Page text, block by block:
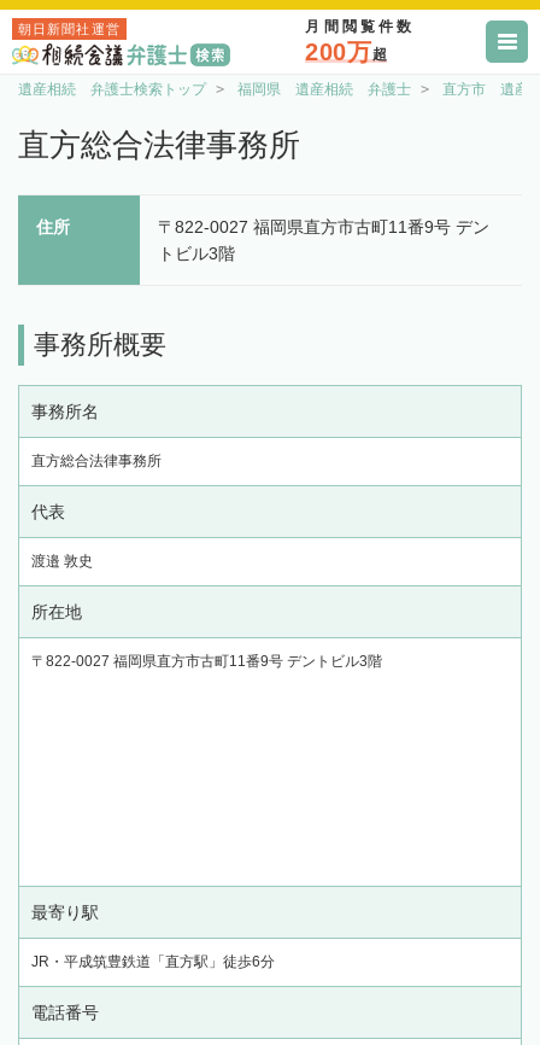
朝日新聞社運営 月間閲覧件数
200万超
遺産相続 弁護士検索トップ 福岡県 遺産相続 弁護士 直方市 遺産
直方総合法律事務所
住所
〒822-0027 福岡県直方市古町11番9号 デン
トビル3階
事務所概要
事務所名
直方総合法律事務所
代表
渡邉 敦史
所在地
〒822-0027 福岡県直方市古町11番9号 デントビル3階
最寄り駅
JR・平成筑豊鉄道「直方駅」徒歩6分
電話番号